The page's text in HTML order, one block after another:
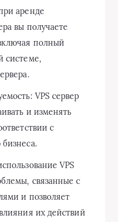
аренде
вы получаете
полный
системе,
VPS сервер
и изменять
с
VPS
связанные с
и позволяет
их действий